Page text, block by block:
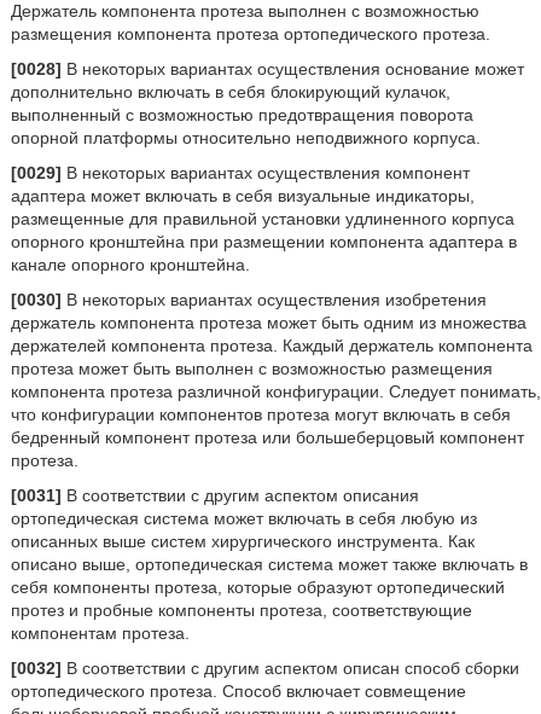
Держатель компонента протеза выполнен с возможностью
размещения компонента протеза ортопедического протеза.
[0028] В некоторых вариантах осуществления основание может
дополнительно включать в себя блокирующий кулачок,
выполненный с возможностью предотвращения поворота
опорной платформы относительно неподвижного корпуса.
[0029] В некоторых вариантах осуществления компонент
адаптера может включать в себя визуальные индикаторы,
размещенные для правильной установки удлиненного корпуса
опорного кронштейна при размещении компонента адаптера в
канале опорного кронштейна.
[0030] В некоторых вариантах осуществления изобретения
держатель компонента протеза может быть одним из множества
держателей компонента протеза. Каждый держатель компонента
протеза может быть выполнен с возможностью размещения
компонента протеза различной конфигурации. Следует понимать,
что конфигурации компонентов протеза могут включать в себя
бедренный компонент протеза или большеберцовый компонент
протеза.
[0031] В соответствии с другим аспектом описания
ортопедическая система может включать в себя любую из
описанных выше систем хирургического инструмента. Как
описано выше, ортопедическая система может также включать в
себя компоненты протеза, которые образуют ортопедический
протез и пробные компоненты протеза, соответствующие
компонентам протеза.
[0032] В соответствии с другим аспектом описан способ сборки
ортопедического протеза. Способ включает совмещение